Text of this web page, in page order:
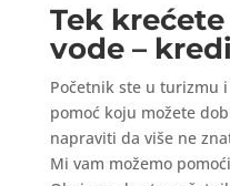
Tek
vode –
Početnik ste u turizmu
pomoć koju možete
napraviti da više ne
Mi vam možemo